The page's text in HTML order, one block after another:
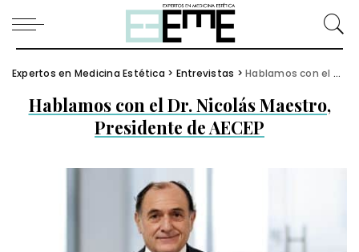
Expertos en Medicina Estética > Entrevistas >Hablamos con el Dr. Nicolás Maestro, Presidente de AECEP
Hablamos con el Dr. Nicolás Maestro,
Presidente de AECEP